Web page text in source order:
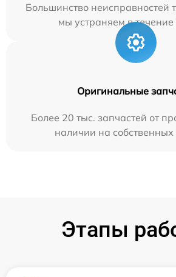
Большинство неисправностей
мы устраняем в течение
Оригинальные
Более 20 тыс. запчастей от
наличии на собственных
Этапы